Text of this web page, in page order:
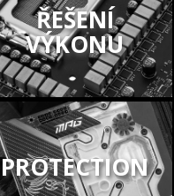
ŘEŠENÍ
VÝKONU
PROTECTION